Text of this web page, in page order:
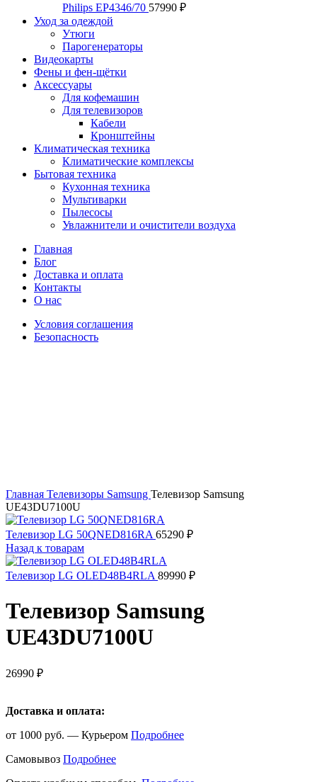
Philips EP4346/70 57990 ₽
Уход за одеждой
Утюги
Парогенераторы
Видеокарты
Фены и фен-щётки
Аксессуары
Для кофемашин
Для телевизоров
Кабели
Кронштейны
Климатическая техника
Климатические комплексы
Бытовая техника
Кухонная техника
Мультиварки
Пылесосы
Увлажнители и очистители воздуха
Главная
Блог
Доставка и оплата
Контакты
О нас
Условия соглашения
Безопасность
Главная Телевизоры Samsung Телевизор Samsung
UE43DU7100U
Телевизор LG 50QNED816RA 65290 ₽
Назад к товарам
Телевизор LG OLED48B4RLA 89990 ₽
Телевизор Samsung
UE43DU7100U
26990 ₽
Доставка и оплата:
от 1000 руб. — Курьером Подробнее
Самовывоз Подробнее